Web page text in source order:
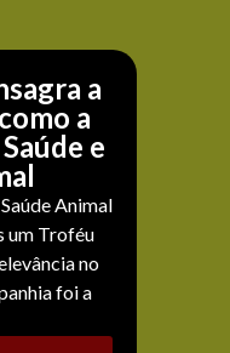
a
a
e
Animal
um Troféu
no
foi a